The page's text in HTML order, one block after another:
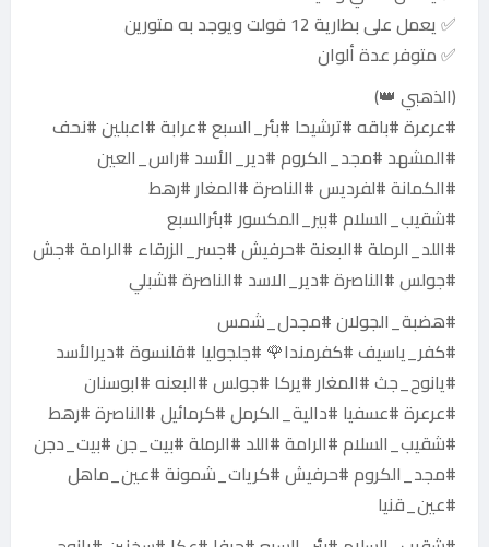
✅ يعمل على بطارية 12 فولت ويوجد به متورين
✅ متوفر عدة ألوان
(الذهبي 👑)
#عرعرة #باقه #ترشيحا #بئر_السبع #عرابة #اعبلين #نحف
#المشهد #مجد_الكروم #دير_الأسد #راس_العين
#الكمانة #لفرديس #الناصرة #المغار #رهط
#شقيب_السلام #بير_المكسور #بئرالسبع
#اللد_الرملة #البعنة #حرفيش #جسر_الزرقاء #الرامة #جش
#جولس #الناصرة #دير_الاسد #الناصرة #شبلي
#هضبة_الجولان #مجدل_شمس
#كفر_ياسيف #كفرمندا🌹 #جلجوليا #قلنسوة #ديرالأسد
#يانوح_جث #المغار #يركا #جولس #البعنه #ابوسنان
#عرعرة #عسفيا #دالية_الكرمل #كرمائيل #الناصرة #رهط
#شقيب_السلام #الرامة #اللد #الرملة #بيت_جن #بيت_دجن
#مجد_الكروم #حرفيش #كريات_شمونة #عين_ماهل
#عين_قنيا